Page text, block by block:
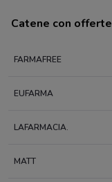
Catene con
FARMAFREE
EUFARMA
LAFARMACIA.
MATT